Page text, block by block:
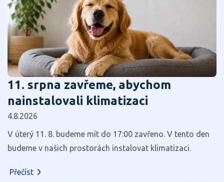
11. srpna zavřeme, abychom
nainstalovali klimatizaci
4.8.2026
V úterý 11. 8. budeme mít do 17:00 zavřeno. V tento den
budeme v našich prostorách instalovat klimatizaci.
Přečíst